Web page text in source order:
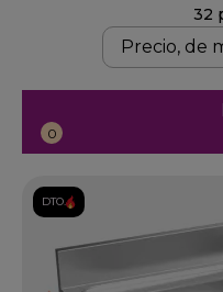
32
0
DTO.